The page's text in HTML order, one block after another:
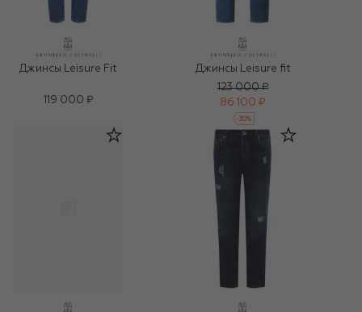
Джинсы Leisure Fit
119 000 ₽
Джинсы Leisure fit
123 000 ₽
86 100 ₽
-30%